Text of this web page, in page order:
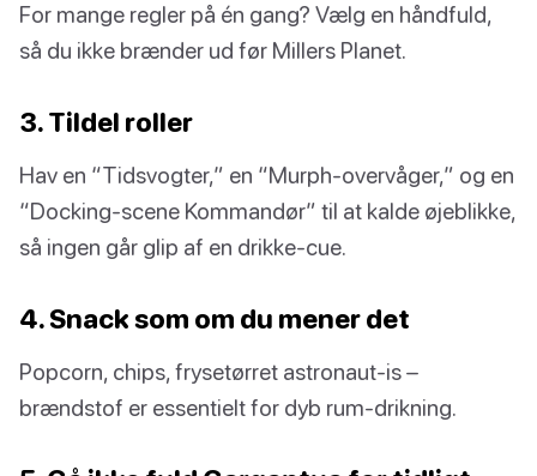
For mange regler på én gang? Vælg en håndfuld,
så du ikke brænder ud før Millers Planet.
3. Tildel roller
Hav en “Tidsvogter,” en “Murph-overvåger,” og en
“Docking-scene Kommandør” til at kalde øjeblikke,
så ingen går glip af en drikke-cue.
4. Snack som om du mener det
Popcorn, chips, frysetørret astronaut-is –
brændstof er essentielt for dyb rum-drikning.